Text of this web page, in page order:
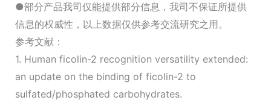
●部分产品我司仅能提供部分信息，我司不保证所提供
信息的权威性，以上数据仅供参考交流研究之用。
参考文献：
1. Human ficolin-2 recognition versatility extended:
an update on the binding of ficolin-2 to
sulfated/phosphated carbohydrates.